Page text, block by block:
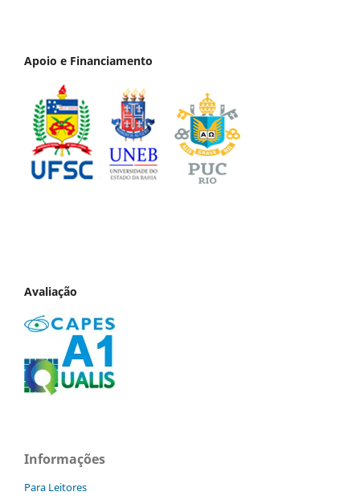
Apoio e Financiamento
Avaliação
Informações
Para Leitores